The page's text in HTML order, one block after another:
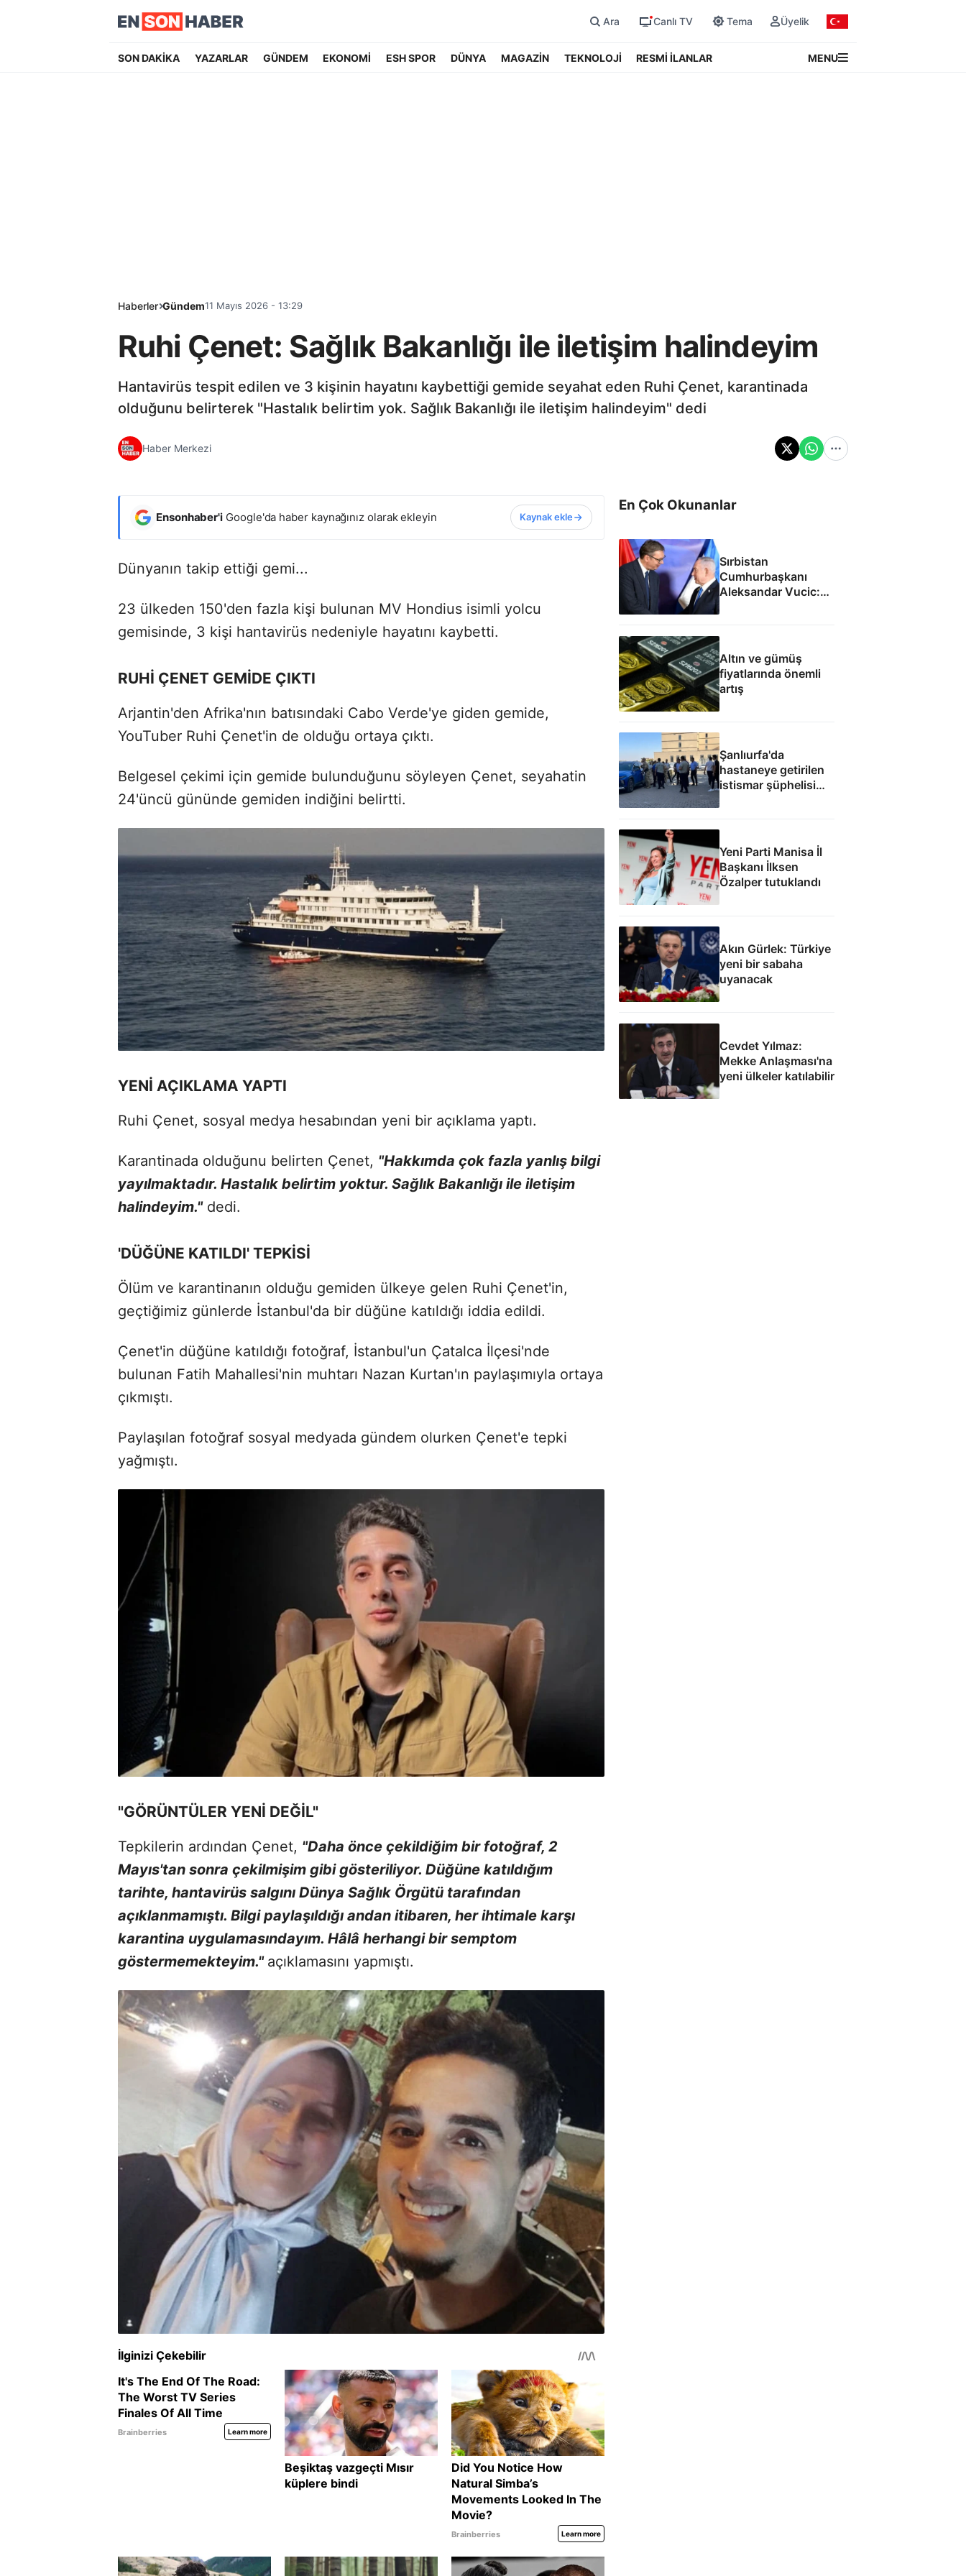
Ara Canlı TV Tema Üyelik
SON DAKİKA YAZARLAR GÜNDEM EKONOMİ ESH SPOR DÜNYA MAGAZİN TEKNOLOJİ RESMİ İLANLAR MENU
Haberler Gündem11 Mayıs 2026 - 13:29
Ruhi Çenet: Sağlık Bakanlığı ile iletişim halindeyim
Hantavirüs tespit edilen ve 3 kişinin hayatını kaybettiği gemide seyahat eden Ruhi Çenet, karantinada
olduğunu belirterek "Hastalık belirtim yok. Sağlık Bakanlığı ile iletişim halindeyim" dedi
Haber Merkezi
Ensonhaber'i Google'da haber kaynağınız olarak ekleyin Kaynak ekle
Dünyanın takip ettiği gemi...
23 ülkeden 150'den fazla kişi bulunan MV Hondius isimli yolcu
gemisinde, 3 kişi hantavirüs nedeniyle hayatını kaybetti.
RUHİ ÇENET GEMİDE ÇIKTI
Arjantin'den Afrika'nın batısındaki Cabo Verde'ye giden gemide,
YouTuber Ruhi Çenet'in de olduğu ortaya çıktı.
Belgesel çekimi için gemide bulunduğunu söyleyen Çenet, seyahatin
24'üncü gününde gemiden indiğini belirtti.
YENİ AÇIKLAMA YAPTI
Ruhi Çenet, sosyal medya hesabından yeni bir açıklama yaptı.
Karantinada olduğunu belirten Çenet, "Hakkımda çok fazla yanlış bilgi
yayılmaktadır. Hastalık belirtim yoktur. Sağlık Bakanlığı ile iletişim
halindeyim."dedi.
'DÜĞÜNE KATILDI' TEPKİSİ
Ölüm ve karantinanın olduğu gemiden ülkeye gelen Ruhi Çenet'in,
geçtiğimiz günlerde İstanbul'da bir düğüne katıldığı iddia edildi.
Çenet'in düğüne katıldığı fotoğraf, İstanbul'un Çatalca İlçesi'nde
bulunan Fatih Mahallesi'nin muhtarı Nazan Kurtan'ın paylaşımıyla ortaya
çıkmıştı.
Paylaşılan fotoğraf sosyal medyada gündem olurken Çenet'e tepki
yağmıştı.
"GÖRÜNTÜLER YENİ DEĞİL"
Tepkilerin ardından Çenet, "Daha önce çekildiğim bir fotoğraf, 2
Mayıs'tan sonra çekilmişim gibi gösteriliyor. Düğüne katıldığım
tarihte, hantavirüs salgını Dünya Sağlık Örgütü tarafından
açıklanmamıştı. Bilgi paylaşıldığı andan itibaren, her ihtimale karşı
karantina uygulamasındayım. Hâlâ herhangi bir semptom
göstermemekteyim." açıklamasını yapmıştı.
En Çok Okunanlar
Sırbistan
Cumhurbaşkanı
Aleksandar Vucic:
İsrail ile SİHA
Altın ve gümüş
fiyatlarında önemli
artış
Şanlıurfa'da
hastaneye getirilen
istismar şüphelisi
silahlı saldırıda
Yeni Parti Manisa İl
Başkanı İlksen
Özalper tutuklandı
Akın Gürlek: Türkiye
yeni bir sabaha
uyanacak
Cevdet Yılmaz:
Mekke Anlaşması'na
yeni ülkeler katılabilir